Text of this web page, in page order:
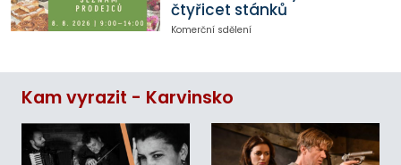
čtyřicet stánků
Komerční sdělení
Kam vyrazit - Karvinsko